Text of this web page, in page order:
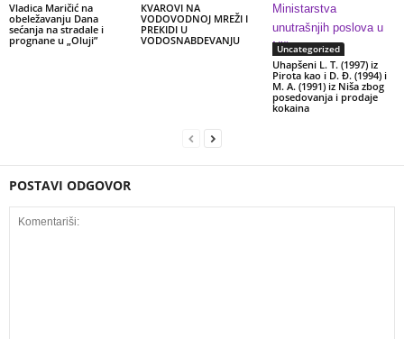
Vladica Maričić na
obeležavanju Dana
sećanja na stradale i
prognane u „Oluji”
КVAROVI NA
VODOVODNOJ MREŽI I
PREКIDI U
VODOSNABDEVANJU
Uncategorized
Uhapšeni L. T. (1997) iz
Pirota kao i D. Đ. (1994) i
M. A. (1991) iz Niša zbog
posedovanja i prodaje
kokaina
POSTAVI ODGOVOR